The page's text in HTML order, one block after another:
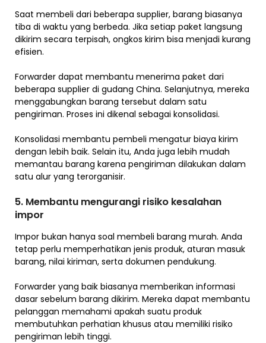
Saat membeli dari beberapa supplier, barang biasanya
tiba di waktu yang berbeda. Jika setiap paket langsung
dikirim secara terpisah, ongkos kirim bisa menjadi kurang
efisien.
Forwarder dapat membantu menerima paket dari
beberapa supplier di gudang China. Selanjutnya, mereka
menggabungkan barang tersebut dalam satu
pengiriman. Proses ini dikenal sebagai konsolidasi.
Konsolidasi membantu pembeli mengatur biaya kirim
dengan lebih baik. Selain itu, Anda juga lebih mudah
memantau barang karena pengiriman dilakukan dalam
satu alur yang terorganisir.
5. Membantu mengurangi risiko kesalahan
impor
Impor bukan hanya soal membeli barang murah. Anda
tetap perlu memperhatikan jenis produk, aturan masuk
barang, nilai kiriman, serta dokumen pendukung.
Forwarder yang baik biasanya memberikan informasi
dasar sebelum barang dikirim. Mereka dapat membantu
pelanggan memahami apakah suatu produk
membutuhkan perhatian khusus atau memiliki risiko
pengiriman lebih tinggi.